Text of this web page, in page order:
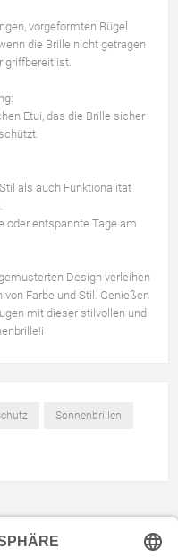
vorgeformten Bügel
die Brille nicht getragen
griffbereit ist.
Etui, das die Brille sicher
als auch Funktionalität
oder entspannte Tage am
Design verleihen
Farbe und Stil. Genießen
mit dieser stilvollen und
Sonnenbrillen